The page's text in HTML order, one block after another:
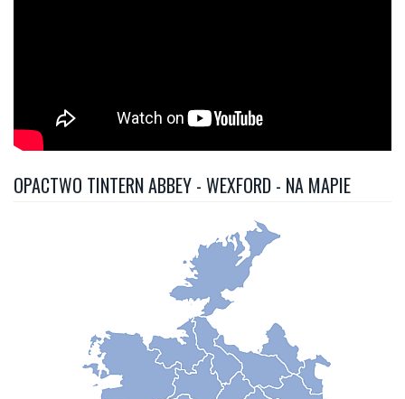
OPACTWO TINTERN ABBEY - WEXFORD - NA MAPIE